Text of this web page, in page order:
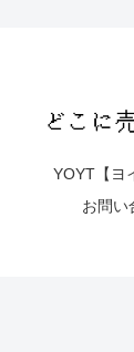
YOYT【ヨ
お問い